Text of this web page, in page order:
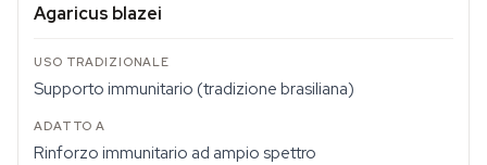
Agaricus blazei
Supporto immunitario (tradizione brasiliana)
Rinforzo immunitario ad ampio spettro